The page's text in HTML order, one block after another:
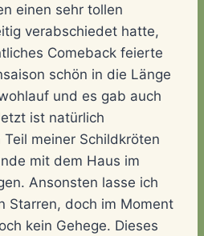
einen sehr tollen
verabschiedet hatte,
Comeback feierte
schön in die Länge
und es gab auch
ist natürlich
meiner Schildkröten
mit dem Haus im
Ansonsten lasse ich
Starren, doch im Moment
kein Gehege. Dieses